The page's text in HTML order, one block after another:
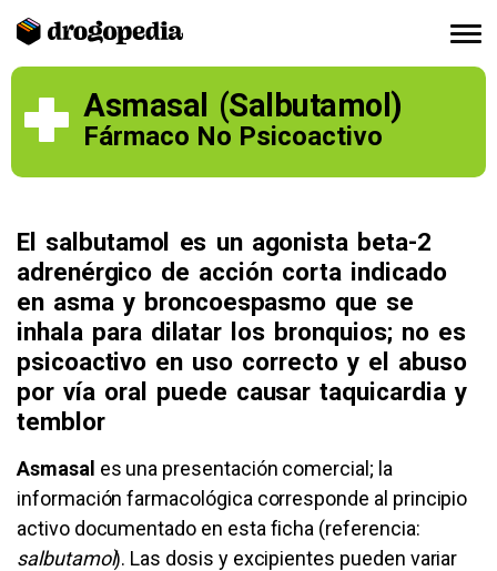
Asmasal (Salbutamol)
Fármaco No Psicoactivo
El salbutamol es un agonista beta-2
adrenérgico de acción corta indicado
en asma y broncoespasmo que se
inhala para dilatar los bronquios; no es
psicoactivo en uso correcto y el abuso
por vía oral puede causar taquicardia y
temblor
Asmasal es una presentación comercial; la
información farmacológica corresponde al principio
activo documentado en esta ficha (referencia:
salbutamol). Las dosis y excipientes pueden variar